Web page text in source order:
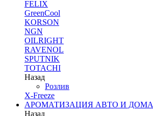
FELIX
GreenCool
KORSON
NGN
OILRIGHT
RAVENOL
SPUTNIK
TOTACHI
Назад
Розлив
X-Freeze
АРОМАТИЗАЦИЯ АВТО И ДОМА
Назад